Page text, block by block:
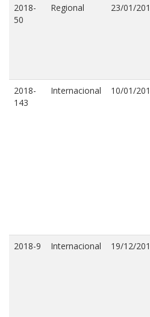
2018-
50
Regional 23/01/
2018-
143
Internacional 10/01/
2018-9 Internacional 19/12/